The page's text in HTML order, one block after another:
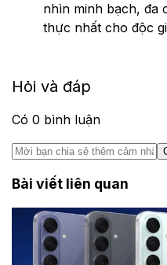
nhìn minh bạch, đa
thực nhất cho độc
Hỏi và đáp
Có 0 bình luận
Bài viết liên quan